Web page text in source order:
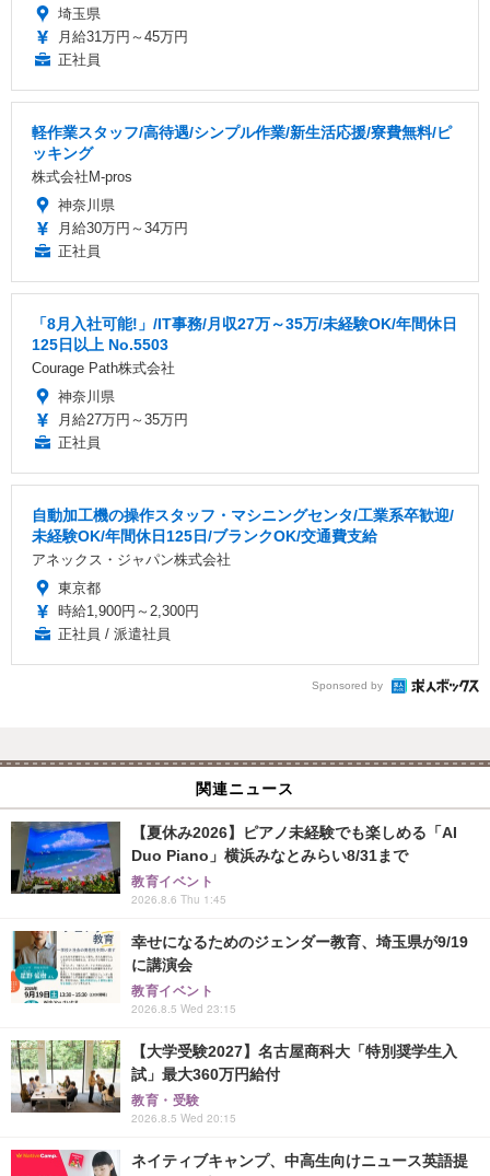
埼玉県
月給31万円～45万円
正社員
軽作業スタッフ/高待遇/シンプル作業/新生活応援/寮費無料/ピ
ッキング
株式会社M-pros
神奈川県
月給30万円～34万円
正社員
「8月入社可能!」/IT事務/月収27万～35万/未経験OK/年間休日
125日以上 No.5503
Courage Path株式会社
神奈川県
月給27万円～35万円
正社員
自動加工機の操作スタッフ・マシニングセンタ/工業系卒歓迎/
未経験OK/年間休日125日/ブランクOK/交通費支給
アネックス・ジャパン株式会社
東京都
時給1,900円～2,300円
正社員 / 派遣社員
Sponsored by
関連ニュース
【夏休み2026】ピアノ未経験でも楽しめる「AI
Duo Piano」横浜みなとみらい8/31まで
教育イベント
2026.8.6 Thu 1:45
幸せになるためのジェンダー教育、埼玉県が9/19
に講演会
教育イベント
2026.8.5 Wed 23:15
【大学受験2027】名古屋商科大「特別奨学生入
試」最大360万円給付
教育・受験
2026.8.5 Wed 20:15
ネイティブキャンプ、中高生向けニュース英語提